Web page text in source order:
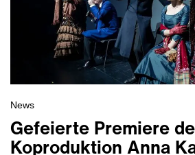
News
Gefeierte Premiere
Koproduktion Anna